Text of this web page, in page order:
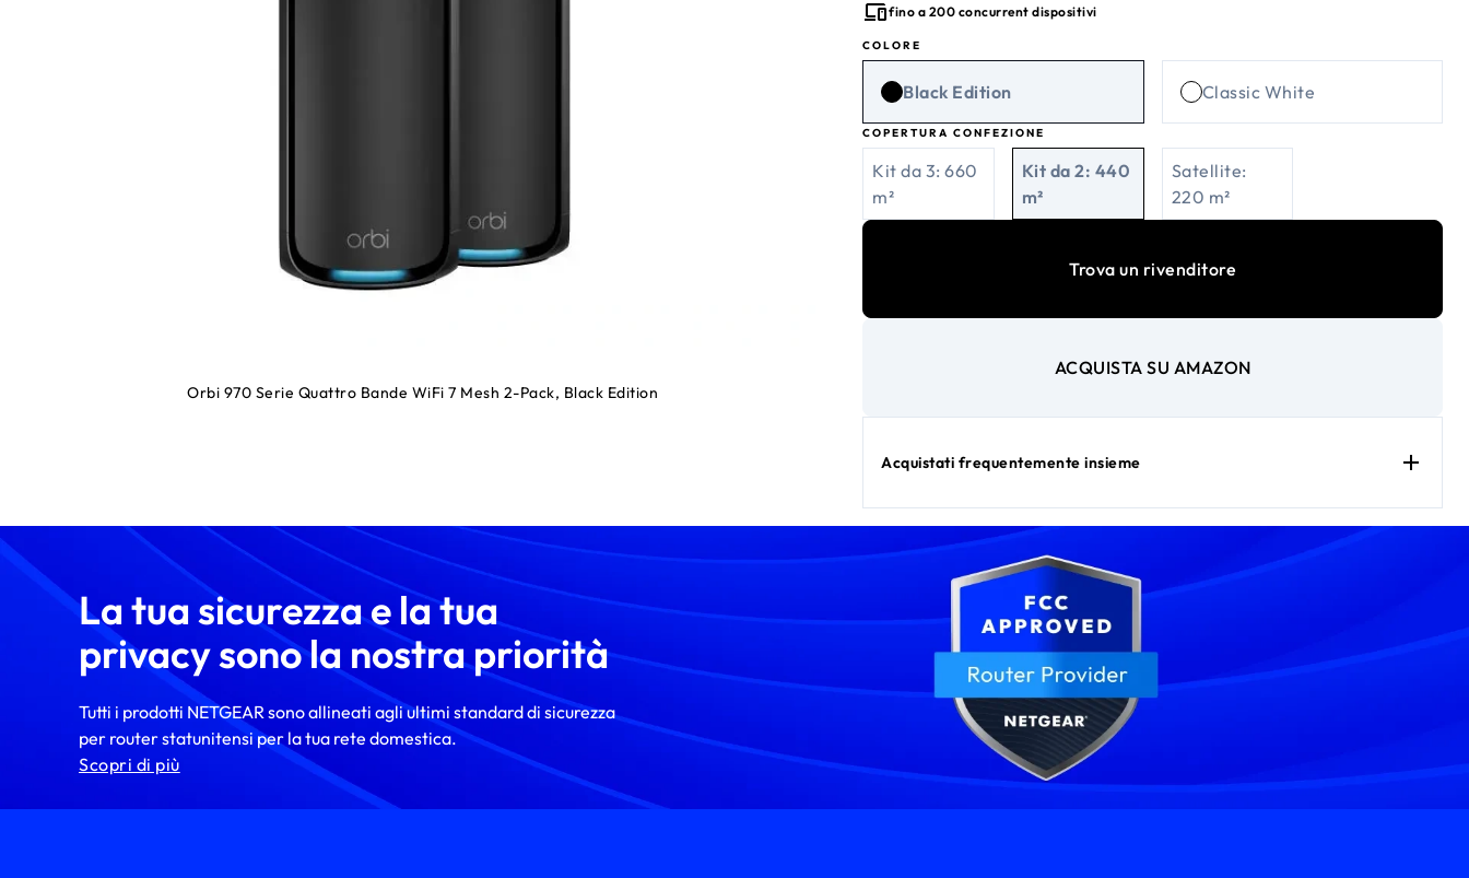
Orbi 970 Serie Quattro Bande WiFi 7 Mesh 2-Pack, Black Edition
fino a 200 concurrent dispositivi
COLORE
Black Edition Classic White
COPERTURA CONFEZIONE
Kit da 3: 660
m²
Kit da 2: 440
m²
Satellite:
220 m²
Trova un rivenditore
ACQUISTA SU AMAZON
Acquistati frequentemente insieme
La tua sicurezza e la tua
privacy sono la nostra priorità
Tutti i prodotti NETGEAR sono allineati agli ultimi standard di sicurezza
per router statunitensi per la tua rete domestica.
Scopri di più